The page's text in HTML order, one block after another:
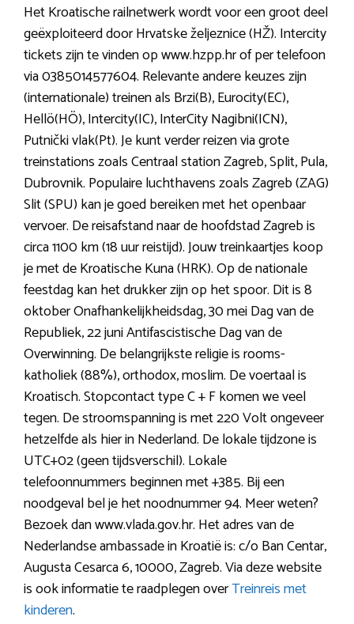
Het Kroatische railnetwerk wordt voor een groot deel
geëxploiteerd door Hrvatske željeznice (HŽ). Intercity
tickets zijn te vinden op www.hzpp.hr of per telefoon
via 0385014577604. Relevante andere keuzes zijn
(internationale) treinen als Brzi(B), Eurocity(EC),
Hellö(HÖ), Intercity(IC), InterCity Nagibni(ICN),
Putnički vlak(Pt). Je kunt verder reizen via grote
treinstations zoals Centraal station Zagreb, Split, Pula,
Dubrovnik. Populaire luchthavens zoals Zagreb (ZAG)
Slit (SPU) kan je goed bereiken met het openbaar
vervoer. De reisafstand naar de hoofdstad Zagreb is
circa 1100 km (18 uur reistijd). Jouw treinkaartjes koop
je met de Kroatische Kuna (HRK). Op de nationale
feestdag kan het drukker zijn op het spoor. Dit is 8
oktober Onafhankelijkheidsdag, 30 mei Dag van de
Republiek, 22 juni Antifascistische Dag van de
Overwinning. De belangrijkste religie is rooms-
katholiek (88%), orthodox, moslim. De voertaal is
Kroatisch. Stopcontact type C + F komen we veel
tegen. De stroomspanning is met 220 Volt ongeveer
hetzelfde als hier in Nederland. De lokale tijdzone is
UTC+02 (geen tijdsverschil). Lokale
telefoonnummers beginnen met +385. Bij een
noodgeval bel je het noodnummer 94. Meer weten?
Bezoek dan www.vlada.gov.hr. Het adres van de
Nederlandse ambassade in Kroatië is: c/o Ban Centar,
Augusta Cesarca 6, 10000, Zagreb. Via deze website
is ook informatie te raadplegen overTreinreis met
kinderen.